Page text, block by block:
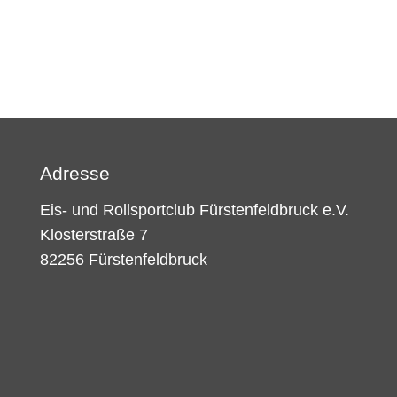
Adresse
Eis- und Rollsportclub Fürstenfeldbruck e.V.
Klosterstraße 7
82256 Fürstenfeldbruck